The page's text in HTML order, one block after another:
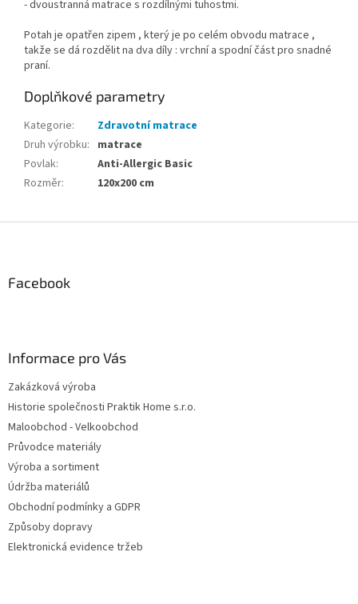
- dvoustranná matrace s rozdílnými tuhostmi.
Potah je opatřen zipem , který je po celém obvodu matrace ,
takže se dá rozdělit na dva díly : vrchní a spodní část pro snadné
praní.
Doplňkové parametry
Kategorie:
Zdravotní matrace
Druh výrobku: matrace
Povlak:
Anti-Allergic Basic
Rozměr: 120x200 cm
Facebook
Informace pro Vás
Zakázková výroba
Historie společnosti Praktik Home s.r.o.
Maloobchod - Velkoobchod
Průvodce materiály
Výroba a sortiment
Údržba materiálů
Obchodní podmínky a GDPR
Způsoby dopravy
Elektronická evidence tržeb